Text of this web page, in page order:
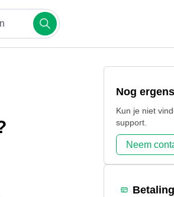
boekingen, betalingen of veiligheid.
Nog
Kun je niet
support.
Neem